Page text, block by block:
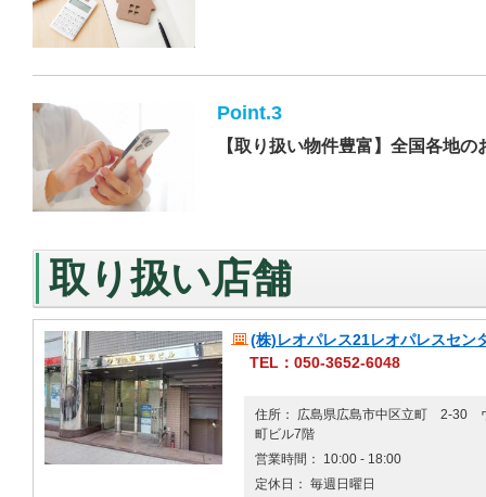
Point.3
【取り扱い物件豊富】全国各地
取り扱い店舗
(株)レオパレス21レオパレスセン
TEL：050-3652-6048
住所： 広島県広島市中区立町 2-30
町ビル7階
営業時間： 10:00 - 18:00
定休日： 毎週日曜日